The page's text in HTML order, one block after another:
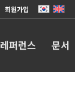
회원가입
레퍼런스 문서